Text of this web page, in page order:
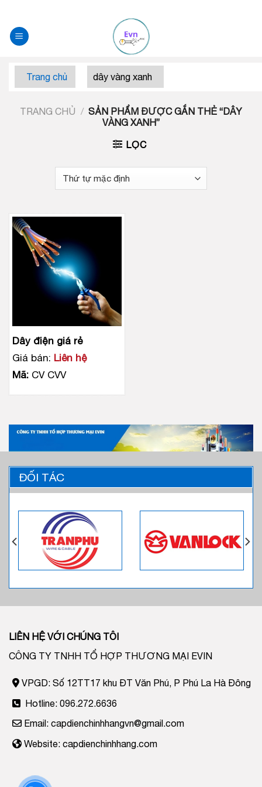
Trang chủ dây vàng xanh
TRANG CHỦ / SẢN PHẨM ĐƯỢC GẮN THẺ “DÂY
VÀNG XANH”
LỌC
Dây điện giá rẻ
Giá bán: Liên hệ
Mã: CV CVV
ĐỐI TÁC
LIÊN HỆ VỚI CHÚNG TÔI
CÔNG TY TNHH TỔ HỢP THƯƠNG MẠI EVIN
VPGD: Số 12TT17 khu ĐT Văn Phú, P Phú La Hà Đông
Hotline: 096.272.6636
Email: capdienchinhhangvn@gmail.com
Website: capdienchinhhang.com